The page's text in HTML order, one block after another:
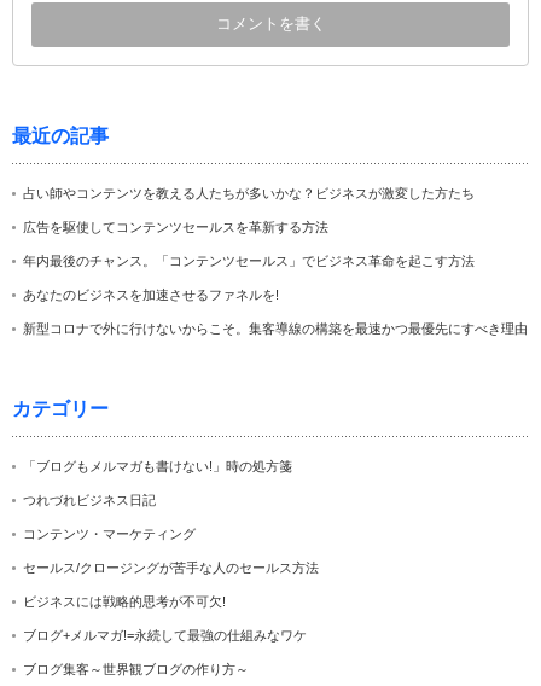
最近の記事
占い師やコンテンツを教える人たちが多いかな？ビジネスが激変した方たち
広告を駆使してコンテンツセールスを革新する方法
年内最後のチャンス。「コンテンツセールス」でビジネス革命を起こす方法
あなたのビジネスを加速させるファネルを!
新型コロナで外に行けないからこそ。集客導線の構築を最速かつ最優先にすべき理由
カテゴリー
「ブログもメルマガも書けない!」時の処方箋
つれづれビジネス日記
コンテンツ・マーケティング
セールス/クロージングが苦手な人のセールス方法
ビジネスには戦略的思考が不可欠!
ブログ+メルマガ!=永続して最強の仕組みなワケ
ブログ集客～世界観ブログの作り方～